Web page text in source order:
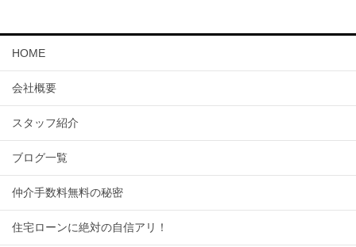
HOME
会社概要
スタッフ紹介
ブログ一覧
仲介手数料無料の秘密
住宅ローンに絶対の自信アリ！